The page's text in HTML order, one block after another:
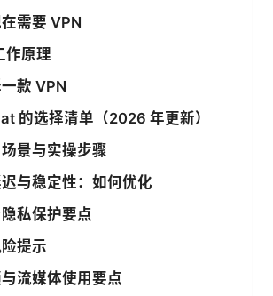
需要 VPN
作原理
款 VPN
的选择清单（2026 年更新）
景与实操步骤
与稳定性：如何优化
私保护要点
提示
流媒体使用要点